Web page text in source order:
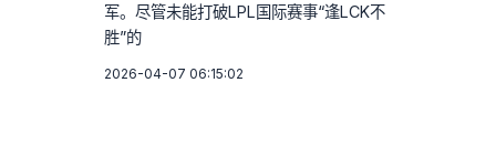
军。尽管未能打破LPL国际赛事“逢LCK不
胜”的
2026-04-07 06:15:02